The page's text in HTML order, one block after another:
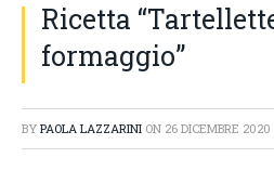
Ricetta
formaggio”
BY PAOLA LAZZARINI ON 26 DICEMBRE 2020